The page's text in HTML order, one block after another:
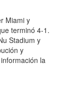
Miami y
terminó 4-1.
Stadium y
y
la